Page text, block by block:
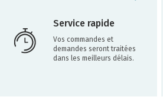
Service rapide
Vos commandes et
demandes seront traitées
dans les meilleurs délais.